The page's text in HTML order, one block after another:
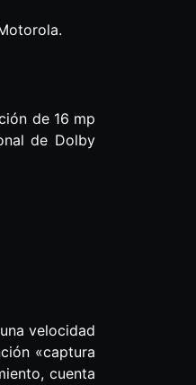
de 16 mp
de Dolby
velocidad
«captura
cuenta